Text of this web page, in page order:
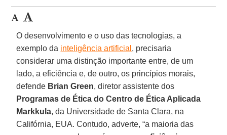
O desenvolvimento e o uso das tecnologias, a
exemplo da inteligência artificial , precisaria
considerar uma distinção importante entre, de um
lado, a eficiência e, de outro, os princípios morais,
defende Brian Green, diretor assistente dos
Programas de Ética do Centro de Ética Aplicada
Markkula, da Universidade de Santa Clara, na
Califórnia, EUA. Contudo, adverte, “a maioria das